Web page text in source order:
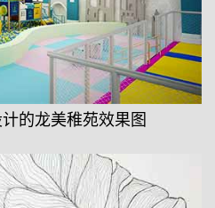
的龙美稚苑效果图